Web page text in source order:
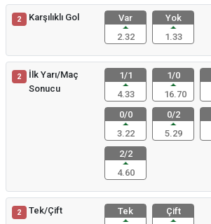
2 Karşılıklı Gol
Var
2.32
Yok
1.33
2
İlk Yarı/Maç
Sonucu
1/1
4.33
1/0
16.70
0/0
3.22
0/2
5.29
2/2
4.60
2 Tek/Çift
Tek
Çift